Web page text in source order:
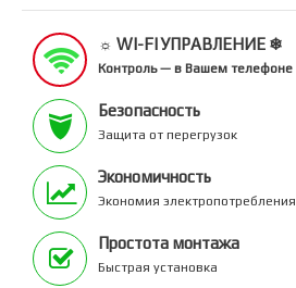
☼ WI-FI УПРАВЛЕНИЕ ❄
Контроль — в Вашем телефоне
Безопасность
Защита от перегрузок
Экономичность
Экономия электропотребления
Простота монтажа
Быстрая установка